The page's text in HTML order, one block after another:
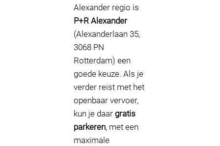
Alexander regio is
P+R Alexander
(Alexanderlaan 35,
3068 PN
Rotterdam) een
goede keuze. Als je
verder reist met het
openbaar vervoer,
kun je daar gratis
parkeren, met een
maximale